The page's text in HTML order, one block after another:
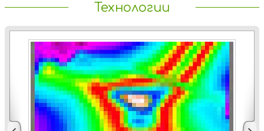
Технологии